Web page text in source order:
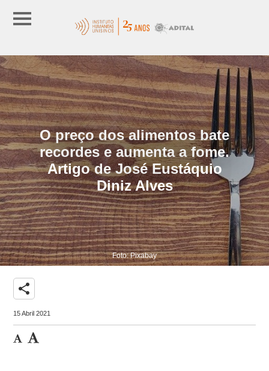
O preço dos alimentos bate
recordes e aumenta a fome.
Artigo de José Eustáquio
Diniz Alves
Foto: Pixabay
share
15 Abril 2021